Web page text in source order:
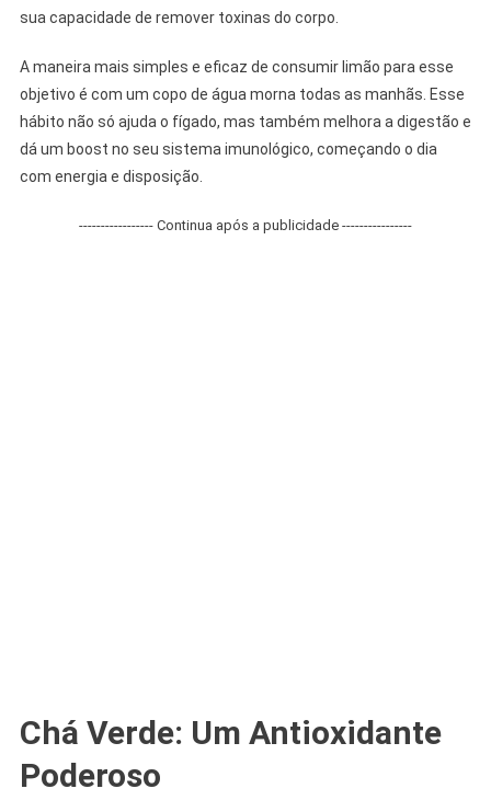
sua capacidade de remover toxinas do corpo.
A maneira mais simples e eficaz de consumir limão para esse
objetivo é com um copo de água morna todas as manhãs. Esse
hábito não só ajuda o fígado, mas também melhora a digestão e
dá um boost no seu sistema imunológico, começando o dia
com energia e disposição.
----------------- Continua após a publicidade ----------------
Chá Verde: Um Antioxidante
Poderoso